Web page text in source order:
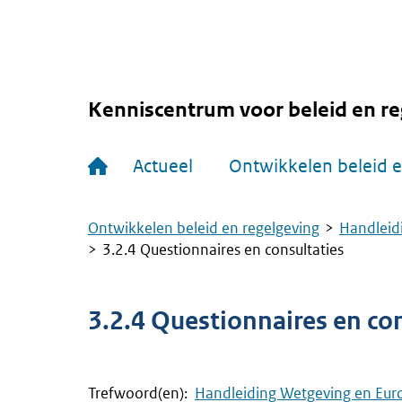
Kenniscentrum voor beleid en
Actueel Ontwikkelen beleid
Kruimelpad
Ontwikkelen beleid en regelgeving
3.2.4 Questionnaires en consultaties
3.2.4 Questionnaires en
Trefwoord(en): Handleiding Wetgeving en